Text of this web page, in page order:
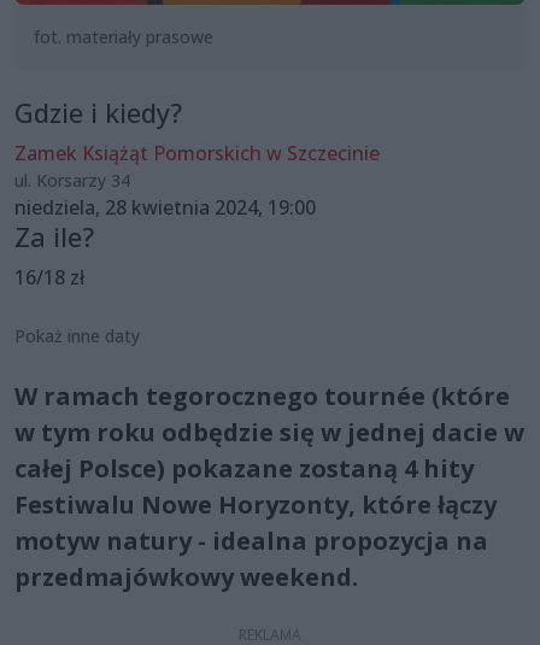
fot. materiały prasowe
Gdzie i kiedy?
Zamek Książąt Pomorskich w Szczecinie
ul. Korsarzy 34
niedziela, 28 kwietnia 2024, 19:00
Za ile?
16/18 zł
Pokaż inne daty
W ramach tegorocznego tournée (które
w tym roku odbędzie się w jednej dacie w
całej Polsce) pokazane zostaną 4 hity
Festiwalu Nowe Horyzonty, które łączy
motyw natury - idealna propozycja na
przedmajówkowy weekend.